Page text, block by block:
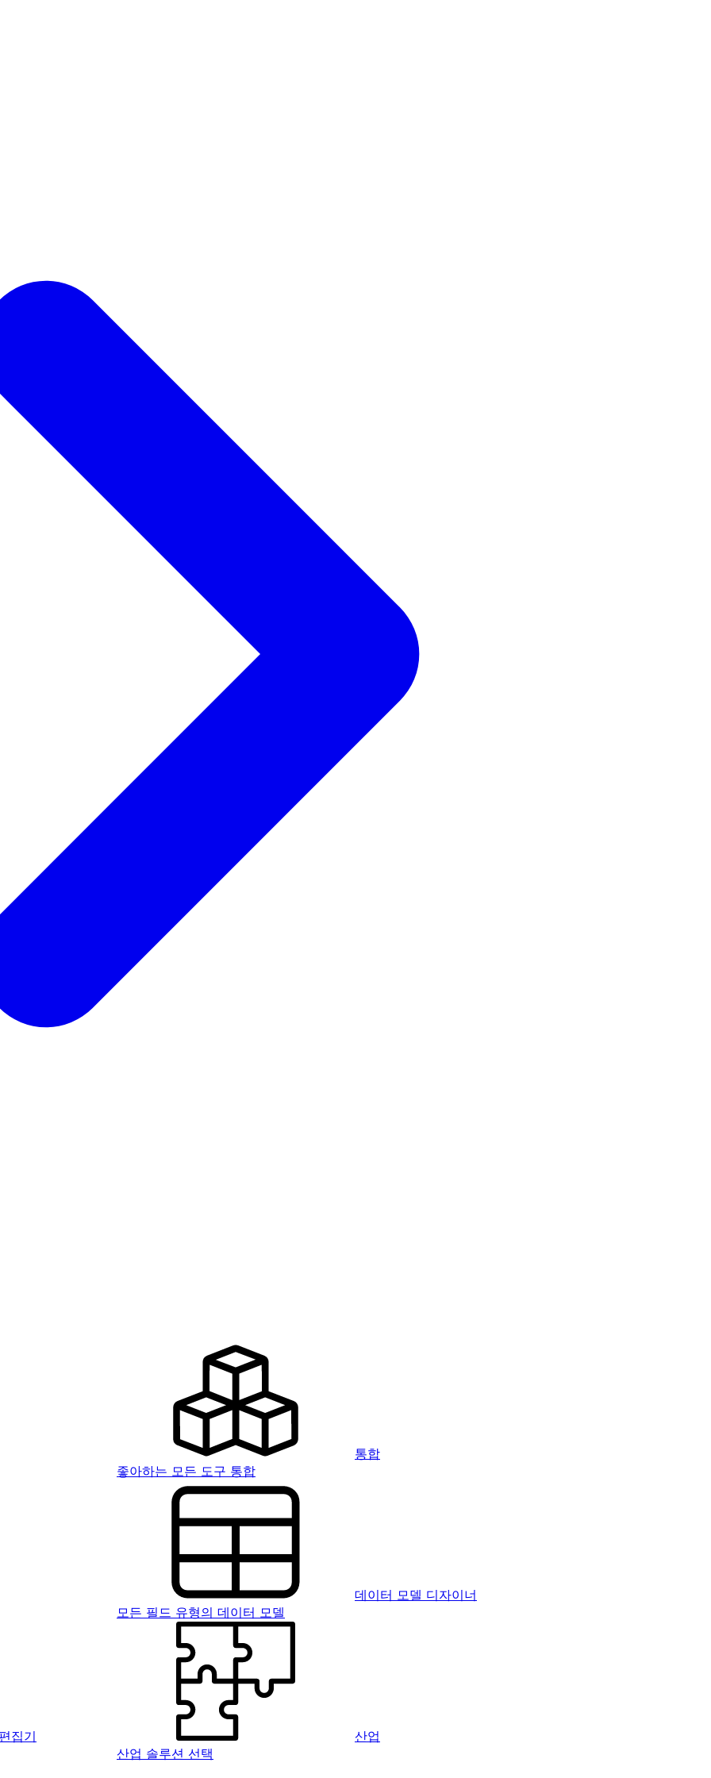
통합
좋아하는 모든 도구 통합
데이터 모델 디자이너
모든 필드 유형의 데이터 모델
집기
산업
산업 솔루션 선택